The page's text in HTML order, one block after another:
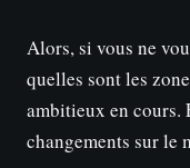
Alors, si vous ne
quelles sont les
ambitieux en cours.
changements sur le